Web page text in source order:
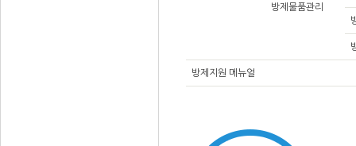
방제물품관리
방제지원 메뉴얼